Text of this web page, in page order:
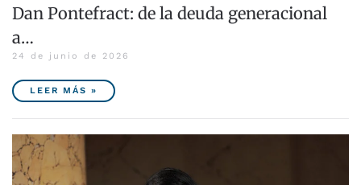
Dan Pontefract: de la deuda generacional
a…
24 de junio de 2026
LEER MÁS »